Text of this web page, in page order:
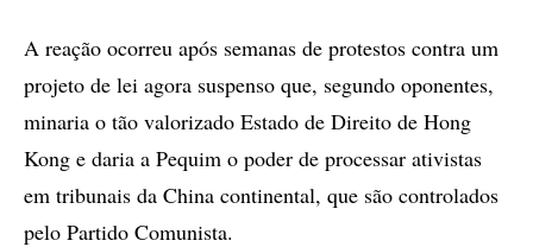
A reação ocorreu após semanas de protestos contra um
projeto de lei agora suspenso que, segundo oponentes,
minaria o tão valorizado Estado de Direito de Hong
Kong e daria a Pequim o poder de processar ativistas
em tribunais da China continental, que são controlados
pelo Partido Comunista.